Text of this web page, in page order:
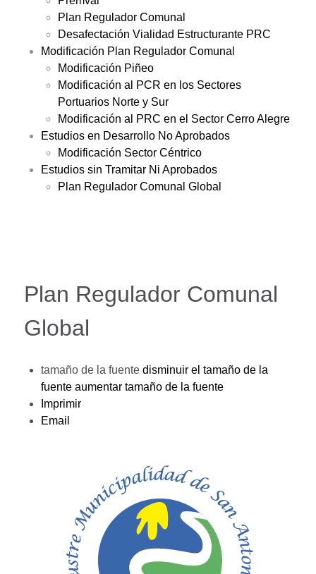
Plan Regulador Comunal
Desafectación Vialidad Estructurante PRC
Modificación Plan Regulador Comunal
Modificación Piñeo
Modificación al PCR en los Sectores
Portuarios Norte y Sur
Modificación al PRC en el Sector Cerro Alegre
Estudios en Desarrollo No Aprobados
Modificación Sector Céntrico
Estudios sin Tramitar Ni Aprobados
Plan Regulador Comunal Global
Plan Regulador Comunal
Global
tamaño de la fuente disminuir el tamaño de la
fuente aumentar tamaño de la fuente
Imprimir
Email